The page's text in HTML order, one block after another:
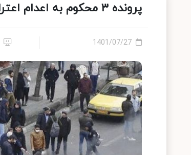
پرونده ۳ محکوم به اعدام اعتراضات آبان ۹۸ دوباره رسیدگی می‌شود
1401/07/27